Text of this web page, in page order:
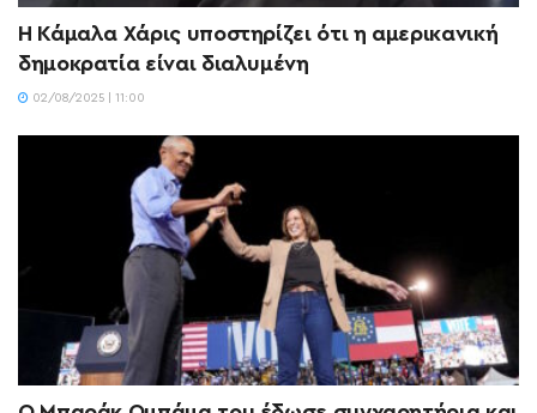
Η Κάμαλα Χάρις υποστηρίζει ότι η αμερικανική
δημοκρατία είναι διαλυμένη
02/08/2025 | 11:00